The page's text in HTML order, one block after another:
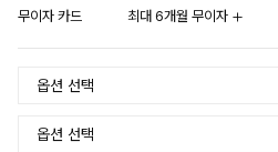
무이자 카드 최대 6개월 무이자